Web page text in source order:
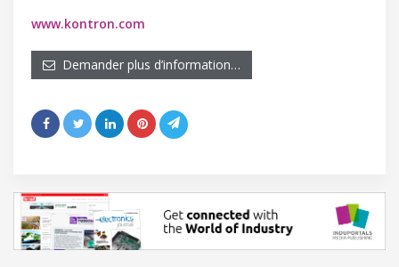
www.kontron.com
Demander plus d’information…